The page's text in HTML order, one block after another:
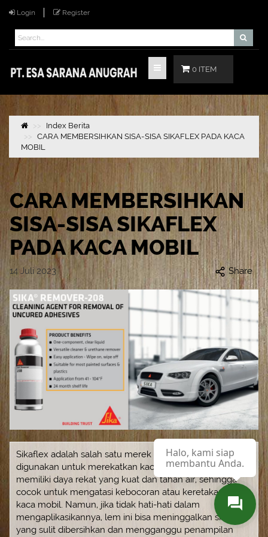
Login Register
0 ITEM
Index Berita
CARA MEMBERSIHKAN SISA-SISA SIKAFLEX PADA KACA
MOBIL
CARA MEMBERSIHKAN
SISA-SISA SIKAFLEX
PADA KACA MOBIL
14 Juli 2023 Share
Sikaflex adalah salah satu merek lem khusus yang sering
digunakan untuk merekatkan kaca mobil. Lem ini
memiliki daya rekat yang kuat dan tahan air, sehingga
cocok untuk mengatasi kebocoran atau keretakan pada
kaca mobil. Namun, jika tidak hati-hati dalam
mengaplikasikannya, lem ini bisa meninggalkan sisa-sisa
yang sulit dibersihkan dan mengganggu penampilan
Halo, kami siap
membantu Anda.